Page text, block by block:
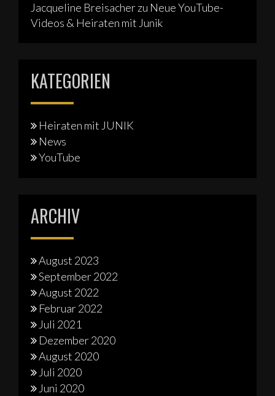
Jacqueline Breisacherzu Neue YouTube-
Videos & Heiraten mit Junik
KATEGORIEN
Heiraten mit JUNIK
News
YouTube
ARCHIV
August 2023
September 2022
August 2022
Februar 2022
Juli 2021
Dezember 2020
August 2020
Juli 2020
Juni 2020